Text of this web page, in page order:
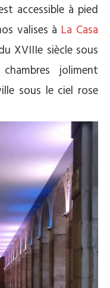
accessible à pied
valises à La Casa
XVIIIe siècle sous
joliment
sous le ciel rose